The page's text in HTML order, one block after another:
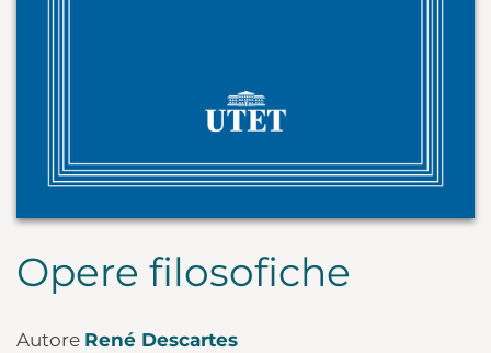
Opere filosofiche
Autore René Descartes